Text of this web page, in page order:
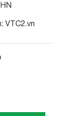
VTC2.vn